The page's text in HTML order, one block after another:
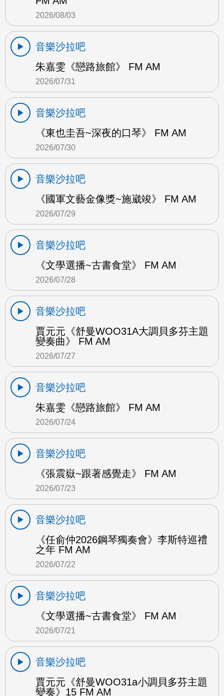
2026/08/03
音樂沙拉吧
朱嘉雯《戀路旅館》 FM AM
2026/07/31
音樂沙拉吧
《東也圭吾~深夜的口琴》 FM AM
2026/07/30
音樂沙拉吧
《國軍文藝金像獎~施崴竣》 FM AM
2026/07/29
音樂沙拉吧
《文學選播~古書食堂》 FM AM
2026/07/28
音樂沙拉吧
賈元元《舒曼WOO31A大調貝多芬主題
變奏曲》 FM AM
2026/07/27
音樂沙拉吧
朱嘉雯《戀路旅館》 FM AM
2026/07/24
音樂沙拉吧
《張震嶽~跟著感覺走》 FM AM
2026/07/23
音樂沙拉吧
《任俞仲2026鋼琴獨奏會》李斯特巡禮
之年 FM AM
2026/07/22
音樂沙拉吧
《文學選播~古書食堂》 FM AM
2026/07/21
音樂沙拉吧
賈元元《舒曼WOO31a小調貝多芬主題
變奏》15 FM AM